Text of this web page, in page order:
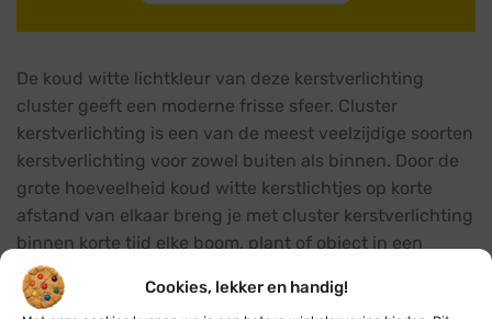
Cookies, lekker en handig!
De koud witte lichtkleur van deze kerstverlichting
cluster geeft een moderne frisse sfeer. Cluster
kerstverlichting is een van de meest veelzijdige soorten
kerstverlichting voor zowel buiten als binnen. Door de
grote hoeveelheid koud witte kerstlichtjes op korte
afstand van elkaar breng je met cluster kerstverlichting
binnen korte tijd elke boom, plant of object in een
magische kerstsfeer. Deze hoge kwaliteit cluster
kerstverlichting met 1512 cluster kerstlichtjes is zowel